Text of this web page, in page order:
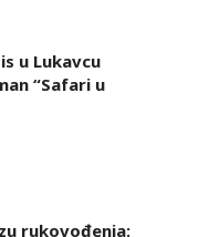
u Lukavcu
“Safari u
rukovođenja: